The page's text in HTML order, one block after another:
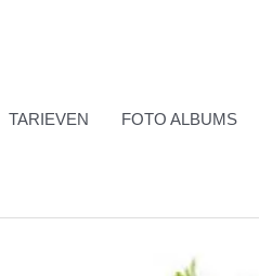
TARIEVEN FOTO ALBUMS